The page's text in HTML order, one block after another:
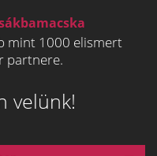
mint 1000 elismert
partnere.
velünk!